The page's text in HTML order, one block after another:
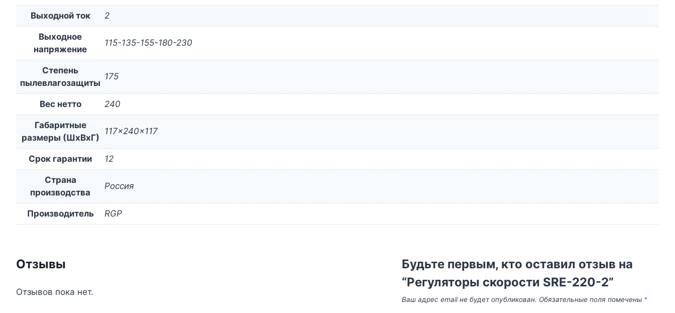
Выходной ток 2
Выходное
напряжение
115-135-155-180-230
Степень
пылевлагозащиты
175
Вес нетто 240
Габаритные
размеры (ШxВxГ)
117x240x117
Срок гарантии 12
Страна
производства
Россия
Производитель RGP
Отзывы
Отзывов пока нет.
Будьте первым, кто оставил отзыв на
“Регуляторы скорости SRE-220-2”
Ваш адрес email не будет опубликован. Обязательные поля помечены *